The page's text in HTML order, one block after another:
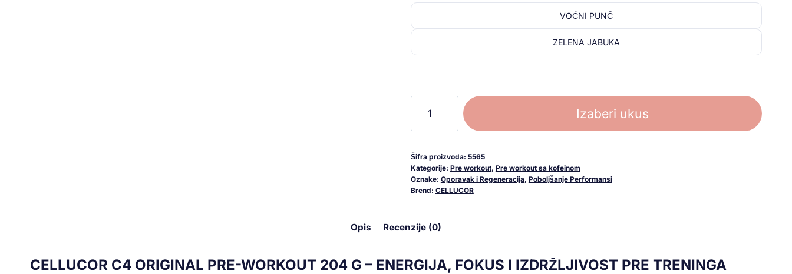
VOĆNI PUNČ
ZELENA JABUKA
Izaberi ukus
Šifra proizvoda: 5565
Kategorije: Pre workout, Pre workout sa kofeinom
Oznake: Oporavak i Regeneracija, Poboljšanje Performansi
Brend: CELLUCOR
Opis Recenzije (0)
CELLUCOR C4 ORIGINAL PRE-WORKOUT 204 G – ENERGIJA, FOKUS I IZDRŽLJIVOST PRE TRENINGA